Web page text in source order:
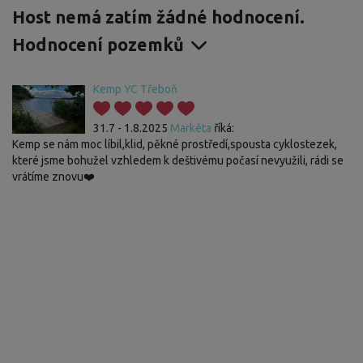
Host nemá zatím žádné hodnocení.
Hodnocení pozemků
Kemp YC Třeboň
31.7 - 1.8.2025 Markéta říká:
Kemp se nám moc líbil,klid, pěkné prostředí,spousta cyklostezek,
které jsme bohužel vzhledem k deštivému počasí nevyužili, rádi se
vrátíme znovu❤️